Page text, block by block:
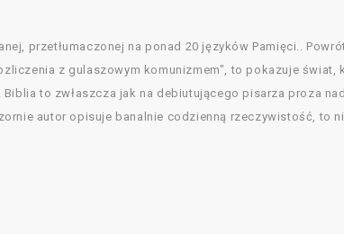
przetłumaczonej na ponad 20 języków Pamięci..
z gulaszowym komunizmem", to pokazuje świat,
to zwłaszcza jak na debiutującego pisarza proza
autor opisuje banalnie codzienną rzeczywistość, to